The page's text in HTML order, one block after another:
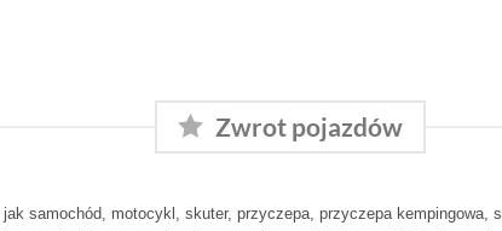
Zwrot pojazdów
samochód, motocykl, skuter, przyczepa, przyczepa kempingowa,